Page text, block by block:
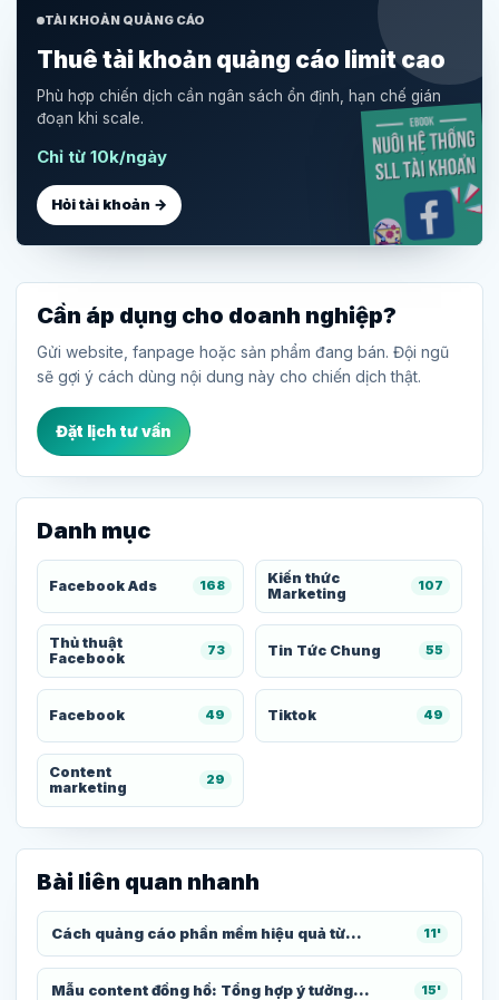
TÀI KHOẢN QUẢNG CÁO
Thuê tài khoản quảng cáo limit cao
Phù hợp chiến dịch cần ngân sách ổn định, hạn chế gián
đoạn khi scale.
Chỉ từ 10k/ngày
Hỏi tài khoản →
Cần áp dụng cho doanh nghiệp?
Gửi website, fanpage hoặc sản phẩm đang bán. Đội ngũ
sẽ gợi ý cách dùng nội dung này cho chiến dịch thật.
Đặt lịch tư vấn
Danh mục
Facebook Ads 168
Kiến thức
Marketing
107
Thủ thuật
Facebook
73 Tin Tức Chung 55
Facebook 49 Tiktok 49
Content
marketing
29
Bài liên quan nhanh
Cách quảng cáo phần mềm hiệu quả từ... 11'
Mẫu content đồng hồ: Tổng hợp ý tưởng... 15'